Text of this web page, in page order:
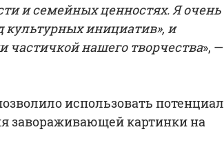
и семейных ценностях. Я очень
культурных инициатив», и
нашего творчества», —
использовать потенциал
завораживающей картинки на